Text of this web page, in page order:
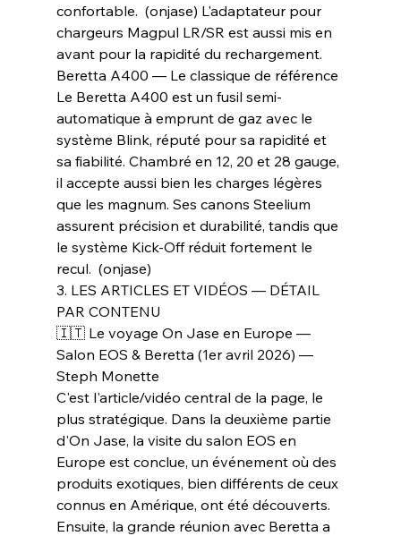
confortable.  (onjase) L'adaptateur pour
chargeurs Magpul LR/SR est aussi mis en
avant pour la rapidité du rechargement.
Beretta A400 — Le classique de référence
Le Beretta A400 est un fusil semi-
automatique à emprunt de gaz avec le
système Blink, réputé pour sa rapidité et
sa fiabilité. Chambré en 12, 20 et 28 gauge,
il accepte aussi bien les charges légères
que les magnum. Ses canons Steelium
assurent précision et durabilité, tandis que
le système Kick-Off réduit fortement le
recul.  (onjase)
3. LES ARTICLES ET VIDÉOS — DÉTAIL
PAR CONTENU
🇮🇹 Le voyage On Jase en Europe —
Salon EOS & Beretta (1er avril 2026) —
Steph Monette
C'est l'article/vidéo central de la page, le
plus stratégique. Dans la deuxième partie
d'On Jase, la visite du salon EOS en
Europe est conclue, un événement où des
produits exotiques, bien différents de ceux
connus en Amérique, ont été découverts.
Ensuite, la grande réunion avec Beretta a